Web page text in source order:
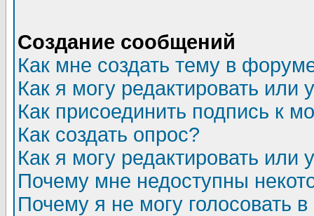
Создание сообщений
Как мне создать тему в
Как я могу редактировать или
Как присоединить подпись к
Как создать опрос?
Как я могу редактировать или
Почему мне недоступны
Почему я не могу голосовать